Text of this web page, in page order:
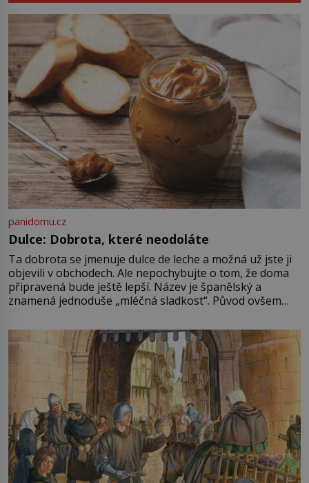
[…]
Jenže právě ten nikdo dlouho
nedostane. Až jednou se na letišti
ozve věta, která změní […]
panidomu.cz
Dulce: Dobrota, které neodoláte
Ta dobrota se jmenuje dulce de leche a možná už jste ji
objevili v obchodech. Ale nepochybujte o tom, že doma
připravená bude ještě lepší. Název je španělský a
znamená jednoduše „mléčná sladkost“. Původ ovšem
pře hned několik latinskoamerických zemí a k tomu
Francie, kde se traduje,